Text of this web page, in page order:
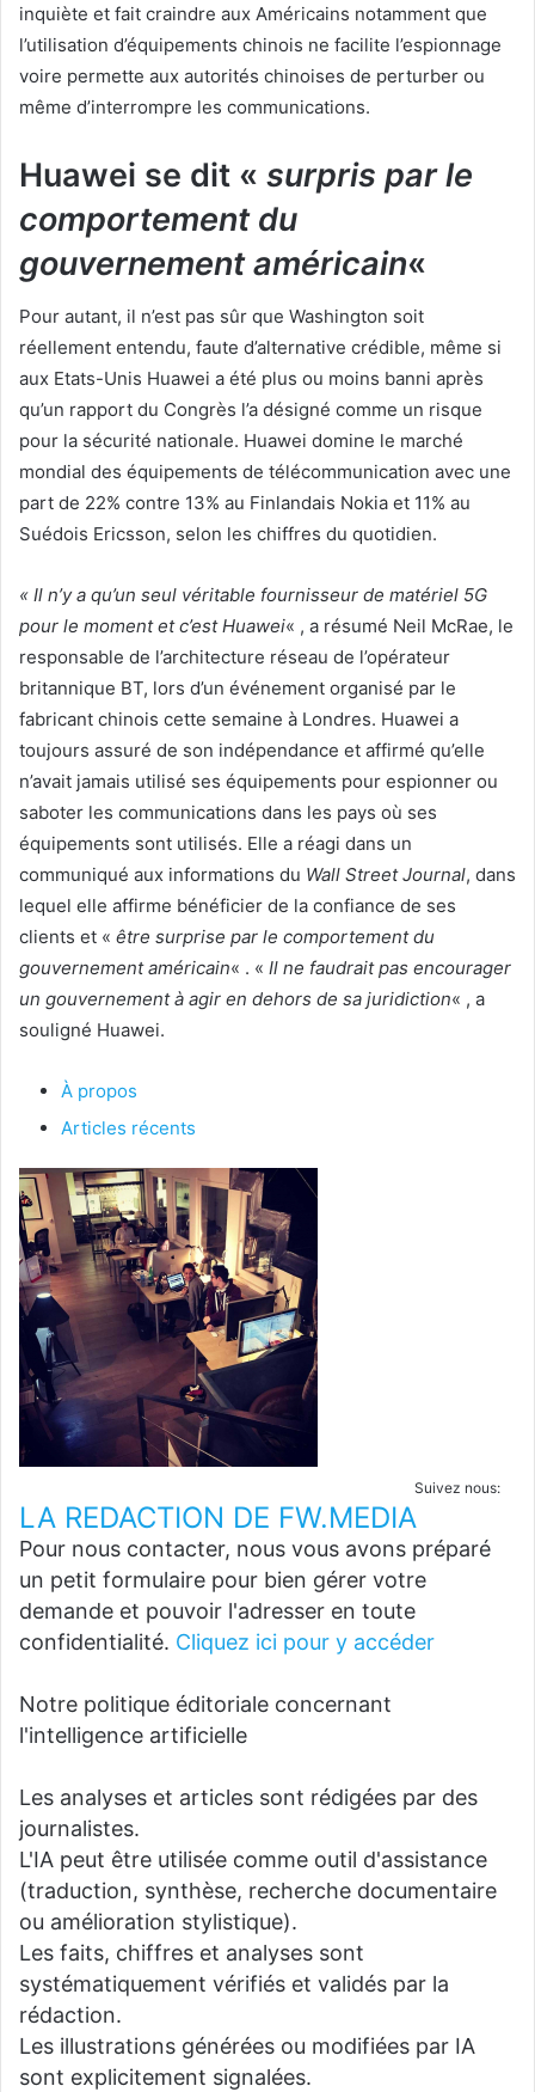
inquiète et fait craindre aux Américains notamment que
l’utilisation d’équipements chinois ne facilite l’espionnage
voire permette aux autorités chinoises de perturber ou
même d’interrompre les communications.
Huawei se dit « surpris par le
comportement du
gouvernement américain«
Pour autant, il n’est pas sûr que Washington soit
réellement entendu, faute d’alternative crédible, même si
aux Etats-Unis Huawei a été plus ou moins banni après
qu’un rapport du Congrès l’a désigné comme un risque
pour la sécurité nationale. Huawei domine le marché
mondial des équipements de télécommunication avec une
part de 22% contre 13% au Finlandais Nokia et 11% au
Suédois Ericsson, selon les chiffres du quotidien.
« Il n’y a qu’un seul véritable fournisseur de matériel 5G
pour le moment et c’est Huawei« , a résumé Neil McRae, le
responsable de l’architecture réseau de l’opérateur
britannique BT, lors d’un événement organisé par le
fabricant chinois cette semaine à Londres. Huawei a
toujours assuré de son indépendance et affirmé qu’elle
n’avait jamais utilisé ses équipements pour espionner ou
saboter les communications dans les pays où ses
équipements sont utilisés. Elle a réagi dans un
communiqué aux informations du Wall Street Journal, dans
lequel elle affirme bénéficier de la confiance de ses
clients et « être surprise par le comportement du
gouvernement américain« . « Il ne faudrait pas encourager
un gouvernement à agir en dehors de sa juridiction« , a
souligné Huawei.
À propos
Articles récents
Suivez nous:
LA REDACTION DE FW.MEDIA
Pour nous contacter, nous vous avons préparé
un petit formulaire pour bien gérer votre
demande et pouvoir l'adresser en toute
confidentialité. Cliquez ici pour y accéder
Notre politique éditoriale concernant
l'intelligence artificielle
Les analyses et articles sont rédigées par des
journalistes.
L'IA peut être utilisée comme outil d'assistance
(traduction, synthèse, recherche documentaire
ou amélioration stylistique).
Les faits, chiffres et analyses sont
systématiquement vérifiés et validés par la
rédaction.
Les illustrations générées ou modifiées par IA
sont explicitement signalées.